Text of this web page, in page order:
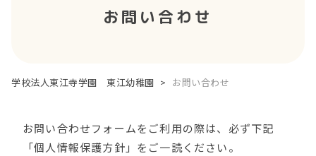
お問い合わせ
学校法人東江寺学園 東江幼稚園 > お問い合わせ
お問い合わせフォームをご利用の際は、必ず下記
「個人情報保護方針」をご一読ください。